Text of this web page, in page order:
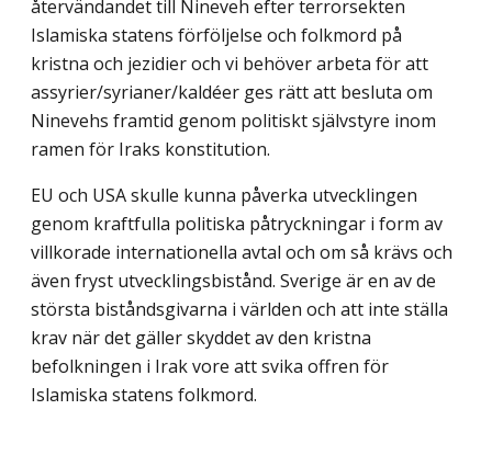
återvändandet till Nineveh efter terrorsekten
Islamiska statens förföljelse och folkmord på
kristna och jezidier och vi behöver arbeta för att
assyrier/syrianer/kaldéer ges rätt att besluta om
Ninevehs framtid genom politiskt självstyre inom
ramen för Iraks konstitution.
EU och USA skulle kunna påverka utvecklingen
genom kraftfulla politiska påtryckningar i form av
villkorade internationella avtal och om så krävs och
även fryst utvecklingsbistånd. Sverige är en av de
största biståndsgivarna i världen och att inte ställa
krav när det gäller skyddet av den kristna
befolkningen i Irak vore att svika offren för
Islamiska statens folkmord.